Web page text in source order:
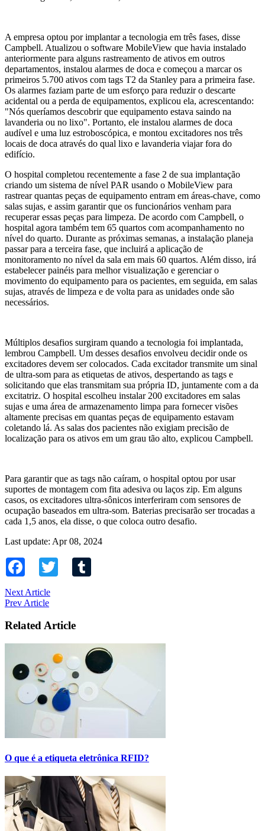
A empresa optou por implantar a tecnologia em três fases, disse
Campbell. Atualizou o software MobileView que havia instalado
anteriormente para alguns rastreamento de ativos em outros
departamentos, instalou alarmes de doca e começou a marcar os
primeiros 5.700 ativos com tags T2 da Stanley para a primeira fase.
Os alarmes faziam parte de um esforço para reduzir o descarte
acidental ou a perda de equipamentos, explicou ela, acrescentando:
"Nós queríamos descobrir que equipamento estava saindo na
lavanderia ou no lixo". Portanto, ele instalou alarmes de doca
audível e uma luz estroboscópica, e montou excitadores nos três
locais de doca através do qual lixo e lavanderia viajar fora do
edifício.
O hospital completou recentemente a fase 2 de sua implantação
criando um sistema de nível PAR usando o MobileView para
rastrear quantas peças de equipamento entram em áreas-chave, como
salas sujas, e assim garantir que os funcionários venham para
recuperar essas peças para limpeza. De acordo com Campbell, o
hospital agora também tem 65 quartos com acompanhamento no
nível do quarto. Durante as próximas semanas, a instalação planeja
passar para a terceira fase, que incluirá a aplicação de
monitoramento no nível da sala em mais 60 quartos. Além disso, irá
estabelecer painéis para melhor visualização e gerenciar o
movimento do equipamento para os pacientes, em seguida, em salas
sujas, através de limpeza e de volta para as unidades onde são
necessários.
Múltiplos desafios surgiram quando a tecnologia foi implantada,
lembrou Campbell. Um desses desafios envolveu decidir onde os
excitadores devem ser colocados. Cada excitador transmite um sinal
de ultra-som para as etiquetas de ativos, despertando as tags e
solicitando que elas transmitam sua própria ID, juntamente com a da
excitatriz. O hospital escolheu instalar 200 excitadores em salas
sujas e uma área de armazenamento limpa para fornecer visões
altamente precisas em quantas peças de equipamento estavam
coletando lá. As salas dos pacientes não exigiam precisão de
localização para os ativos em um grau tão alto, explicou Campbell.
Para garantir que as tags não caíram, o hospital optou por usar
suportes de montagem com fita adesiva ou laços zip. Em alguns
casos, os excitadores ultra-sônicos interferiram com sensores de
ocupação baseados em ultra-som. Baterias precisarão ser trocadas a
cada 1,5 anos, ela disse, o que coloca outro desafio.
Last update: Apr 08, 2024
Facebook Twitter
Next Article
Prev Article
Related Article
O que é a etiqueta eletrônica RFID?